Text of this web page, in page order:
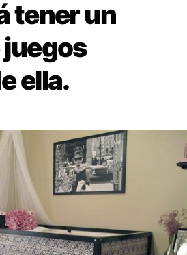
tener un
juegos
ella.